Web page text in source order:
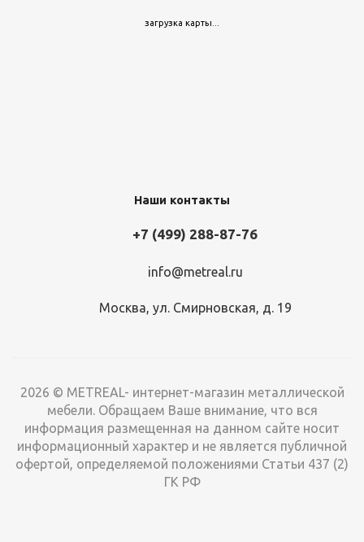
загрузка карты...
Наши контакты
+7 (499) 288-87-76
info@metreal.ru
Москва, ул. Смирновская, д. 19
2026 © METREAL- интернет-магазин металлической
мебели. Обращаем Ваше внимание, что вся
информация размещенная на данном сайте носит
информационный характер и не является публичной
офертой, определяемой положениями Статьи 437 (2)
ГК РФ